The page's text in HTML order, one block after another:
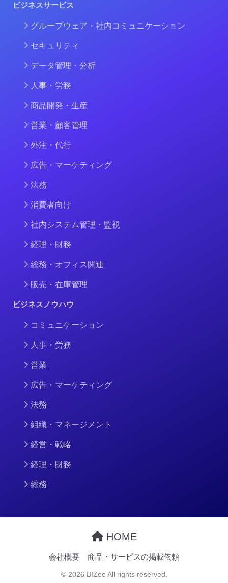
ビジネスサービス
グループウェア・社内コミュニケーション
セキュリティ
データ管理・分析
人事・労務
商品開発・生産
営業・顧客管理
外注・代行
広告・マーケティング
法務
消費者向け
社内システム管理・監視
経理・財務
総務・オフィス関連
販売・在庫管理
ビジネスノウハウ
コミュニケーション
人事・労務
営業
広告・マーケティング
法務
組織・マネージメント
経営・戦略
経理・財務
総務
HOME
会社概要 商品・サービスの掲載依頼
© 2026 BIZee All rights reserved.